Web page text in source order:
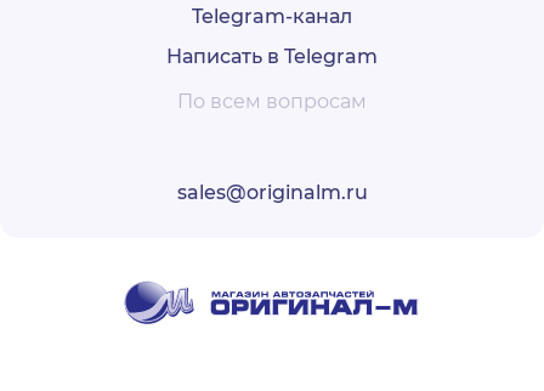
Telegram-канал
Написать в Telegram
По всем вопросам
sales@originalm.ru